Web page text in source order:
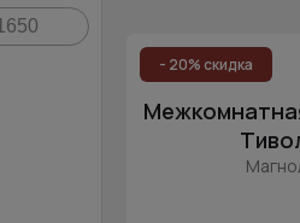
- 20% скидка